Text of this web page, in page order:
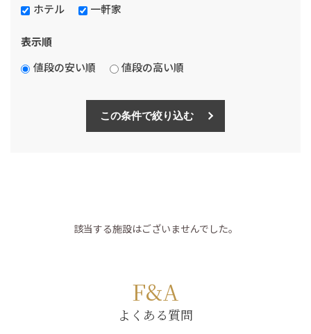
ホテル
一軒家
表示順
値段の安い順
値段の高い順
この条件で絞り込む
該当する施設はございませんでした。
F&A
よくある質問